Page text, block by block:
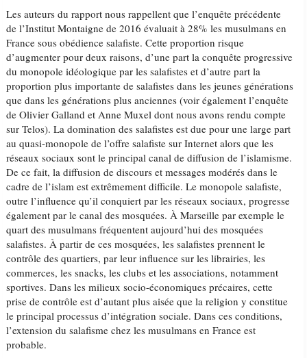
Les auteurs du rapport nous rappellent que l’enquête précédente
de l’Institut Montaigne de 2016 évaluait à 28% les musulmans en
France sous obédience salafiste. Cette proportion risque
d’augmenter pour deux raisons, d’une part la conquête progressive
du monopole idéologique par les salafistes et d’autre part la
proportion plus importante de salafistes dans les jeunes générations
que dans les générations plus anciennes (voir également l’enquête
de Olivier Galland et Anne Muxel dont nous avons rendu compte
sur Telos). La domination des salafistes est due pour une large part
au quasi-monopole de l’offre salafiste sur Internet alors que les
réseaux sociaux sont le principal canal de diffusion de l’islamisme.
De ce fait, la diffusion de discours et messages modérés dans le
cadre de l’islam est extrêmement difficile. Le monopole salafiste,
outre l’influence qu’il conquiert par les réseaux sociaux, progresse
également par le canal des mosquées. À Marseille par exemple le
quart des musulmans fréquentent aujourd’hui des mosquées
salafistes. À partir de ces mosquées, les salafistes prennent le
contrôle des quartiers, par leur influence sur les librairies, les
commerces, les snacks, les clubs et les associations, notamment
sportives. Dans les milieux socio-économiques précaires, cette
prise de contrôle est d’autant plus aisée que la religion y constitue
le principal processus d’intégration sociale. Dans ces conditions,
l’extension du salafisme chez les musulmans en France est
probable.